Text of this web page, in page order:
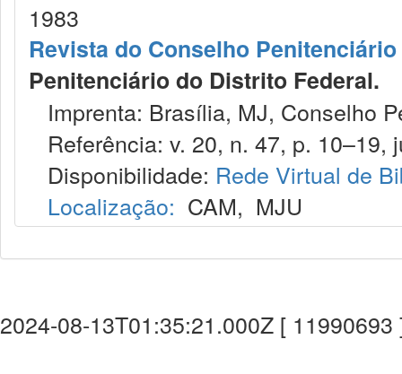
1983
Revista do Conselho
Penitenciário do Distrito Federal.
Imprenta: Brasília, MJ, Conselho
Referência: v. 20, n. 47, p. 10–19,
Disponibilidade: Rede Virtual de
Localização: CAM, MJU
2024-08-13T01:35:21.000Z [ 11990693